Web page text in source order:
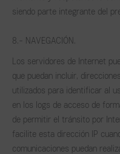
siendo parte integrante del
8.- NAVEGACIÓN.
Los servidores de Internet
que puedan incluir,
utilizados para identificar al
en los logs de acceso de
de permitir el tránsito por
facilite esta dirección IP
comunicaciones puedan